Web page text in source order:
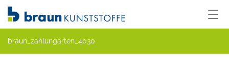
braun_zahlungarten_4030